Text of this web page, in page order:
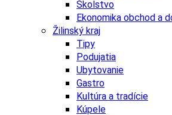
Školstvo
Ekonomika obchod a
Žilinský kraj
Tipy
Podujatia
Ubytovanie
Gastro
Kultúra a tradície
Kúpele